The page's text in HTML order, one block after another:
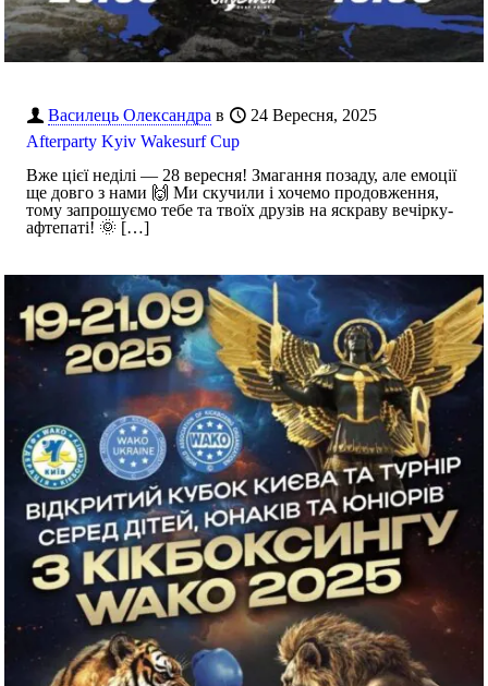
Василець Олександра в
24 Вересня, 2025
Afterparty Kyiv Wakesurf Cup
Вже цієї неділі — 28 вересня! Змагання позаду, але емоції
ще довго з нами 🙌 Ми скучили і хочемо продовження,
тому запрошуємо тебе та твоїх друзів на яскраву вечірку-
афтепаті! 🌞 […]